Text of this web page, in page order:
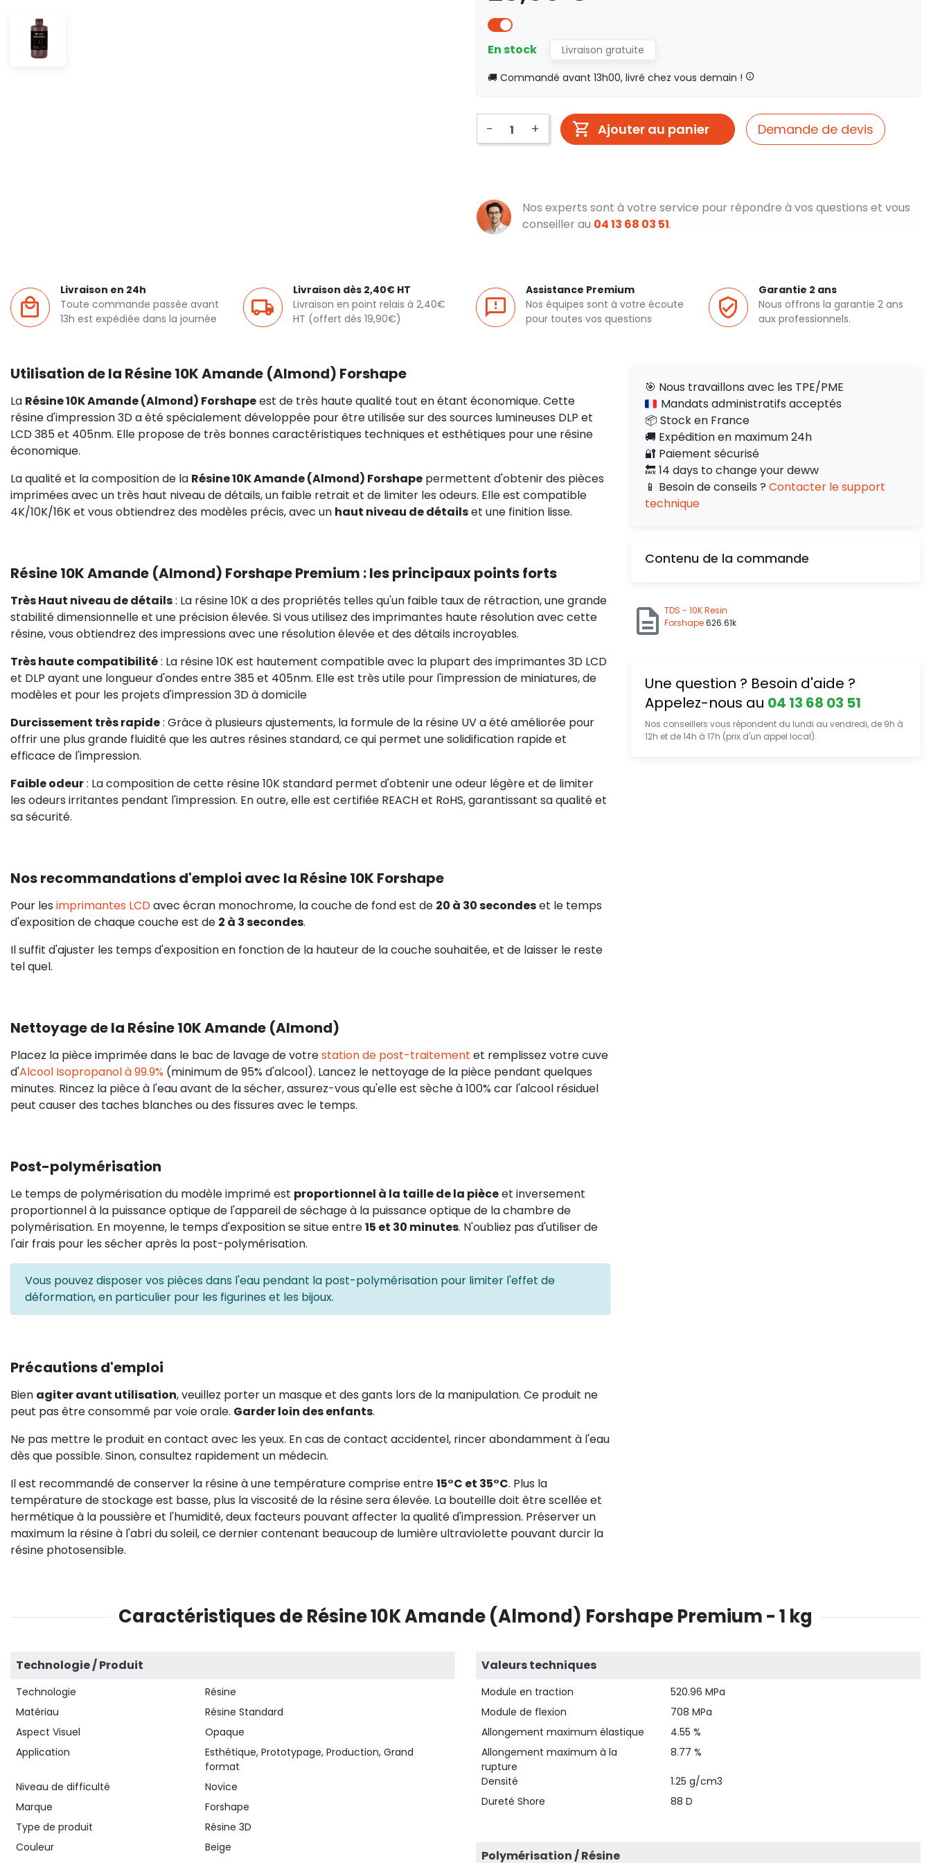
En stock
Livraison gratuite
🚚 Commandé avant 13h00, livré chez vous demain !
- + Ajouter au panier Demande de devis
Nos experts sont à votre service pour répondre à vos questions et vous
conseiller au 04 13 68 03 51.
Livraison en 24h
Toute commande passée avant
13h est expédiée dans la journée
Livraison dès 2,40€ HT
Livraison en point relais à 2,40€
HT (offert dès 19,90€)
Assistance Premium
Nos équipes sont à votre écoute
pour toutes vos questions
Garantie 2 ans
Nous offrons la garantie 2 ans
aux professionnels.
Utilisation de la Résine 10K Amande (Almond) Forshape
La Résine 10K Amande (Almond) Forshapeest de très haute qualité tout en étant économique. Cette
résine d'impression 3D a été spécialement développée pour être utilisée sur des sources lumineuses DLP et
LCD 385 et 405nm. Elle propose de très bonnes caractéristiques techniques et esthétiques pour une résine
économique.
La qualité et la composition de la Résine 10K Amande (Almond) Forshape permettent d'obtenir des pièces
imprimées avec un très haut niveau de détails, un faible retrait et de limiter les odeurs. Elle est compatible
4K/10K/16K et vous obtiendrez des modèles précis, avec un haut niveau de détailset une finition lisse.
Résine 10K Amande (Almond) Forshape Premium : les principaux points forts
Très Haut niveau de détails: La résine 10K a des propriétés telles qu'un faible taux de rétraction, une grande
stabilité dimensionnelle et une précision élevée. Si vous utilisez des imprimantes haute résolution avec cette
résine, vous obtiendrez des impressions avec une résolution élevée et des détails incroyables.
Très haute compatibilité: La résine 10K est hautement compatible avec la plupart des imprimantes 3D LCD
et DLP ayant une longueur d'ondes entre 385 et 405nm. Elle est très utile pour l'impression de miniatures, de
modèles et pour les projets d'impression 3D à domicile
Durcissement très rapide: Grâce à plusieurs ajustements, la formule de la résine UV a été améliorée pour
offrir une plus grande fluidité que les autres résines standard, ce qui permet une solidification rapide et
efficace de l'impression.
Faible odeur: La composition de cette résine 10K standard permet d'obtenir une odeur légère et de limiter
les odeurs irritantes pendant l'impression. En outre, elle est certifiée REACH et RoHS, garantissant sa qualité et
sa sécurité.
Nos recommandations d'emploi avec la Résine 10K Forshape
Pour les imprimantes LCDavec écran monochrome, la couche de fond est de 20 à 30 secondeset le temps
d'exposition de chaque couche est de 2 à 3 secondes.
Il suffit d'ajuster les temps d'exposition en fonction de la hauteur de la couche souhaitée, et de laisser le reste
tel quel.
Nettoyage de la Résine 10K Amande (Almond)
Placez la pièce imprimée dans le bac de lavage de votrestation de post-traitement et remplissez votre cuve
d'Alcool Isopropanol à 99.9% (minimum de 95% d'alcool). Lancez le nettoyage de la pièce pendant quelques
minutes. Rincez la pièce à l'eau avant de la sécher, assurez-vous qu'elle est sèche à 100% car l'alcool résiduel
peut causer des taches blanches ou des fissures avec le temps.
Post-polymérisation
Le temps de polymérisation du modèle imprimé est proportionnel à la taille de la pièceet inversement
proportionnel à la puissance optique de l'appareil de séchage à la puissance optique de la chambre de
polymérisation. En moyenne, le temps d'exposition se situe entre15 et 30 minutes. N'oubliez pas d'utiliser de
l'air frais pour les sécher après la post-polymérisation.
Vous pouvez disposer vos pièces dans l'eau pendant la post-polymérisation pour limiter l'effet de
déformation, en particulier pour les figurines et les bijoux.
Précautions d'emploi
Bien agiter avant utilisation, veuillez porter un masque et des gants lors de la manipulation. Ce produit ne
peut pas être consommé par voie orale. Garder loin des enfants.
Ne pas mettre le produit en contact avec les yeux. En cas de contact accidentel, rincer abondamment à l'eau
dès que possible. Sinon, consultez rapidement un médecin.
Il est recommandé de conserver la résine à une température comprise entre15°C et 35°C. Plus la
température de stockage est basse, plus la viscosité de la résine sera élevée. La bouteille doit être scellée et
hermétique à la poussière et l'humidité, deux facteurs pouvant affecter la qualité d'impression. Préserver un
maximum la résine à l'abri du soleil, ce dernier contenant beaucoup de lumière ultraviolette pouvant durcir la
résine photosensible.
🎯 Nous travaillons avec les TPE/PME
Mandats administratifs acceptés
📦 Stock en France
🚚 Expédition en maximum 24h
🔐 Paiement sécurisé
🔙 14 days to change your deww
📱 Besoin de conseils ? Contacter le support
technique
Contenu de la commande
TDS - 10K Resin
Forshape626.61k
Une question ? Besoin d'aide ?
Appelez-nous au 04 13 68 03 51
Nos conseillers vous répondent du lundi au vendredi, de 9h à
12h et de 14h à 17h (prix d'un appel local).
Caractéristiques de Résine 10K Amande (Almond) Forshape Premium - 1 kg
Technologie / Produit
Technologie
Résine
Matériau
Résine Standard
Aspect Visuel
Opaque
Application
Esthétique, Prototypage, Production, Grand
format
Niveau de difficulté
Novice
Marque
Forshape
Type de produit
Résine 3D
Couleur
Beige
Valeurs techniques
Module en traction
520.96 MPa
Module de flexion
708 MPa
Allongement maximum élastique
4.55 %
Allongement maximum à la
rupture
8.77 %
Densité
1.25 g/cm3
Dureté Shore
88 D
Polymérisation / Résine